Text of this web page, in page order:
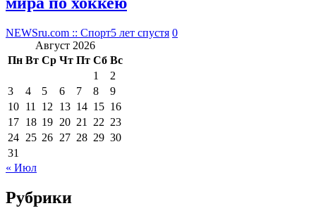
NEWSru.com :: Спорт5 лет спустя 0
Август 2026
Пн Вт Ср Чт Пт Сб Вс
1
2
3
4 5 6 7 8
9
10 11 12 13 14 15 16
17 18 19 20 21 22 23
24 25 26 27 28 29 30
31
« Июл
Рубрики